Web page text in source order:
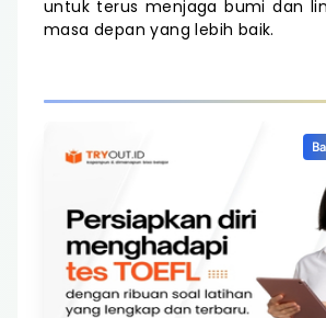
untuk terus menjaga bumi dan
masa depan yang lebih baik.